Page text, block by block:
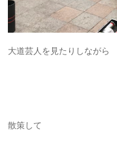
大道芸人を見たりしながら
散策して